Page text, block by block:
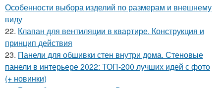
Особенности выбора изделий по размерам и внешнему
виду
22. Клапан для вентиляции в квартире. Конструкция и
принцип действия
23. Панели для обшивки стен внутри дома. Стеновые
панели в интерьере 2022: ТОП-200 лучших идей с фото
(+ новинки)